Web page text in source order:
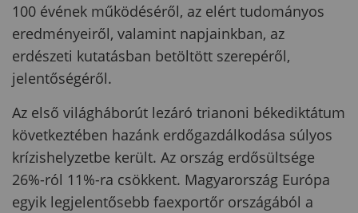
100 évének működéséről, az elért tudományos
eredményeiről, valamint napjainkban, az
erdészeti kutatásban betöltött szerepéről,
jelentőségéről.
Az első világháborút lezáró trianoni békediktátum
következtében hazánk erdőgazdálkodása súlyos
krízishelyzetbe került. Az ország erdősültsége
26%-ról 11%-ra csökkent. Magyarország Európa
egyik legjelentősebb faexportőr országából a